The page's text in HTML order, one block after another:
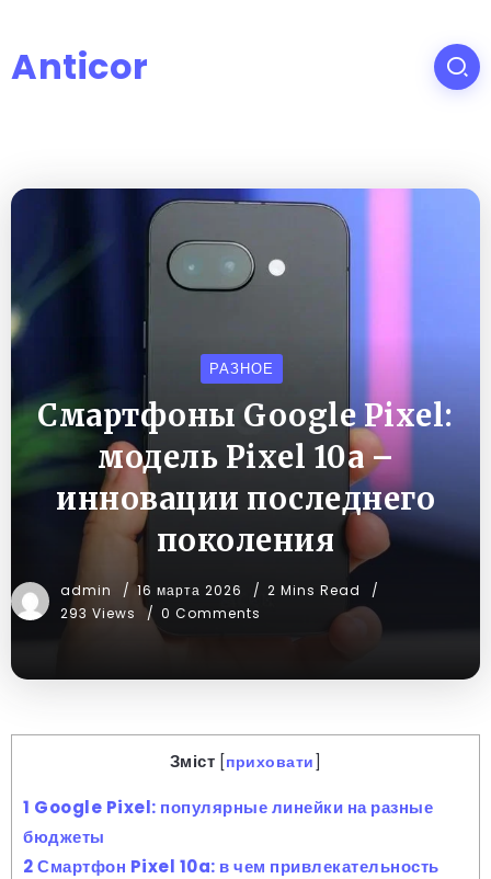
Anticor
РАЗНОЕ
Смартфоны Google Pixel:
модель Pixel 10a –
инновации последнего
поколения
admin 16 марта 2026
2 Mins Read
293 Views
0 Comments
Зміст [приховати ]
1 Google Pixel: популярные линейки на разные
бюджеты
2Смартфон Pixel 10a: в чем привлекательность